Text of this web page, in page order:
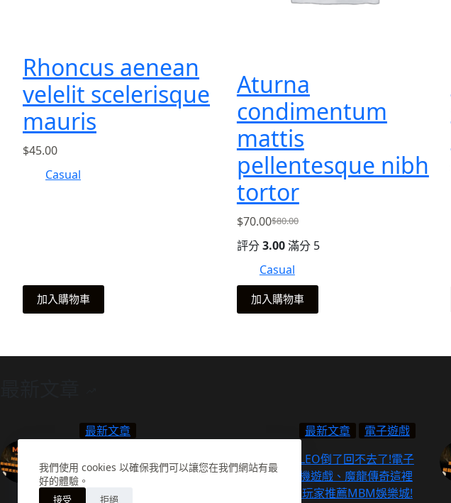
我們使用 cookies 以確保我們可以讓您在我們網站有最
好的體驗。
接受 拒絕
Rhoncus aenean
velelit scelerisque
mauris
$45.00
Casual
加入購物車
Aturna
condimentum
mattis
pellentesque nibh
tortor
$80.00
原
始
價
格：
$80.00。
$70.00目
前
價
格：
$70.00。
評分3.00滿分 5
Casual
加入購物車
最新文章
MBM娛樂城：鉅城娛樂城
詐騙事件揭密！揭開真實玩
家體驗評價！
最新文章
電子遊戲
九洲LEO倒了回不去了!電子
老虎機遊戲、魔龍傳奇這裡
玩!老玩家推薦MBM娛樂城!